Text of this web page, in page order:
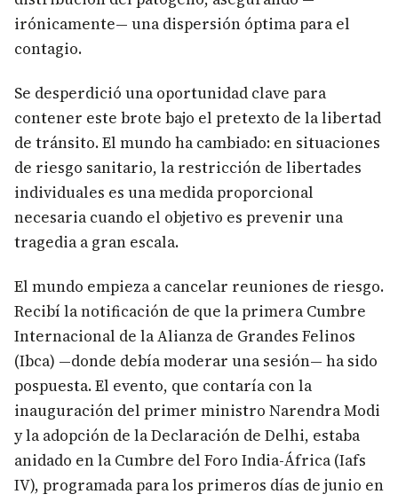
irónicamente— una dispersión óptima para el
contagio.
Se desperdició una oportunidad clave para
contener este brote bajo el pretexto de la libertad
de tránsito. El mundo ha cambiado: en situaciones
de riesgo sanitario, la restricción de libertades
individuales es una medida proporcional
necesaria cuando el objetivo es prevenir una
tragedia a gran escala.
El mundo empieza a cancelar reuniones de riesgo.
Recibí la notificación de que la primera Cumbre
Internacional de la Alianza de Grandes Felinos
(Ibca) —donde debía moderar una sesión— ha sido
pospuesta. El evento, que contaría con la
inauguración del primer ministro Narendra Modi
y la adopción de la Declaración de Delhi, estaba
anidado en la Cumbre del Foro India-África (Iafs
IV), programada para los primeros días de junio en